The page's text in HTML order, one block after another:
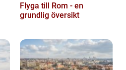
Flyga till Rom - en
grundlig översikt